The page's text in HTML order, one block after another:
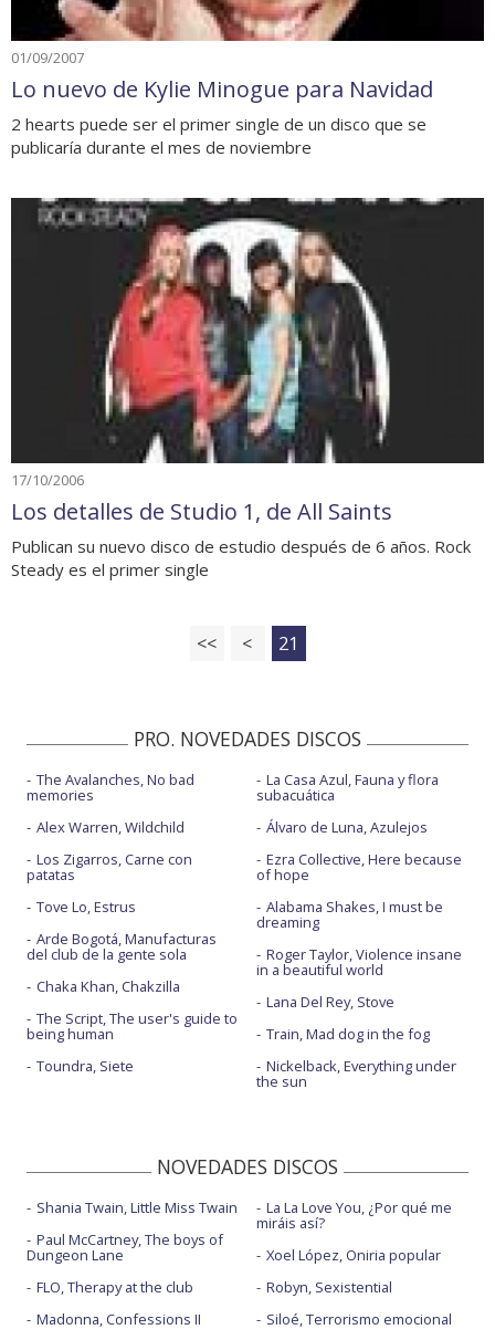
01/09/2007
Lo nuevo de Kylie Minogue para Navidad
2 hearts puede ser el primer single de un disco que se
publicaría durante el mes de noviembre
17/10/2006
Los detalles de Studio 1, de All Saints
Publican su nuevo disco de estudio después de 6 años. Rock
Steady es el primer single
<< < 21
PRO. NOVEDADES DISCOS
The Avalanches, No bad
memories
Alex Warren, Wildchild
Los Zigarros, Carne con
patatas
Tove Lo, Estrus
Arde Bogotá, Manufacturas
del club de la gente sola
Chaka Khan, Chakzilla
The Script, The user's guide to
being human
Toundra, Siete
La Casa Azul, Fauna y flora
subacuática
Álvaro de Luna, Azulejos
Ezra Collective, Here because
of hope
Alabama Shakes, I must be
dreaming
Roger Taylor, Violence insane
in a beautiful world
Lana Del Rey, Stove
Train, Mad dog in the fog
Nickelback, Everything under
the sun
NOVEDADES DISCOS
Shania Twain, Little Miss Twain
Paul McCartney, The boys of
Dungeon Lane
FLO, Therapy at the club
Madonna, Confessions II
La La Love You, ¿Por qué me
miráis así?
Xoel López, Oniria popular
Robyn, Sexistential
Siloé, Terrorismo emocional